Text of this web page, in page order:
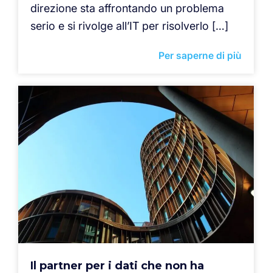
direzione sta affrontando un problema
serio e si rivolge all’IT per risolverlo […]
Per saperne di più
Il partner per i dati che non ha